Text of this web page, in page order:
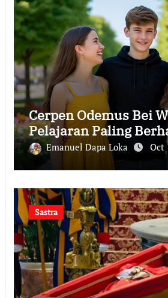
Cerpen Odemus Bei
Pelajaran Paling
Emanuel Dapa Loka Oct
Sastra